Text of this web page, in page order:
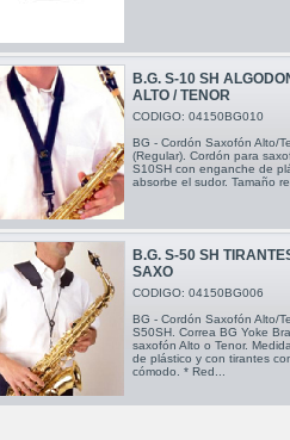
B.G. S-10 SH
ALTO / TENOR
CODIGO: 04150BG010
BG - Cordón Saxofón Alto/
(Regular). Cordón para
S10SH con enganche de
absorbe el sudor. Tamaño
B.G. S-50 SH
SAXO
CODIGO: 04150BG006
BG - Cordón Saxofón Alto/
S50SH. Correa BG Yoke
saxofón Alto o Tenor.
de plástico y con tirantes
cómodo. * Red...